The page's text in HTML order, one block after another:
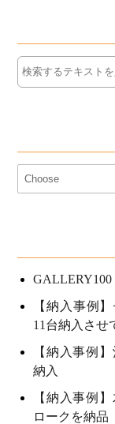
GALLERY100
【納入事例
11台納入させ
【納入事例
納入
【納入事例
ロークを納品